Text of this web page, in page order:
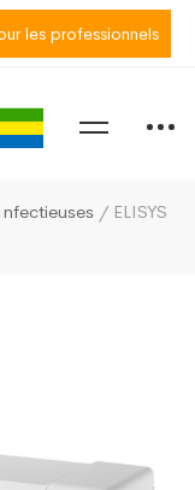
les professionnels
/ ELISYS